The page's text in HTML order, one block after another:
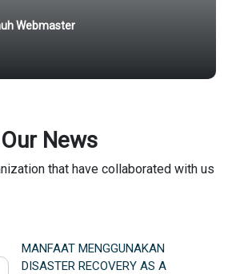
Webmaster
Our News
that have collaborated with us
MANFAAT MENGGUNAKAN
DISASTER RECOVERY AS A